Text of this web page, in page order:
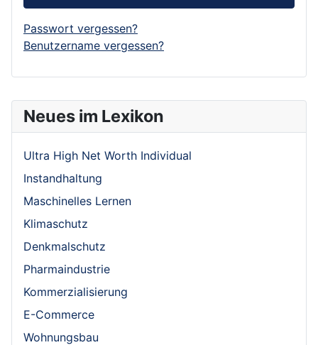
Neues im Lexikon
Ultra High Net Worth Individual
Instandhaltung
Maschinelles Lernen
Klimaschutz
Denkmalschutz
Pharmaindustrie
Kommerzialisierung
E-Commerce
Wohnungsbau
Passwort vergessen?
Benutzername vergessen?